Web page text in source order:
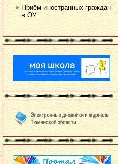
Приём иностранных граждан
в ОУ